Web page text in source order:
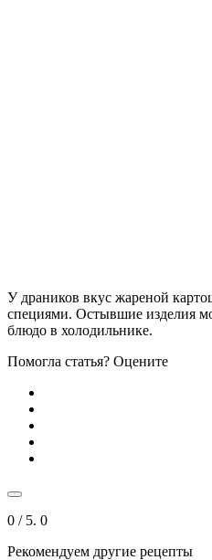
У драников вкус жареной
специями. Остывшие изделия
блюдо в холодильнике.
Помогла статья? Оцените
0 / 5. 0
Рекомендуем другие рецепты